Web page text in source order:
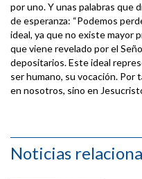
por uno. Y unas palabras que
de esperanza: “Podemos
ideal, ya que no existe mayor
que viene revelado por el
depositarios. Este ideal
ser humano, su vocación.
en nosotros, sino en
Noticias